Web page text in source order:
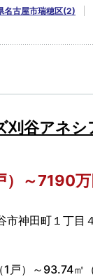
名古屋市瑞穂区(2)
刈谷アネシ
～7190万
市神田町１丁目
戸）～93.74㎡（